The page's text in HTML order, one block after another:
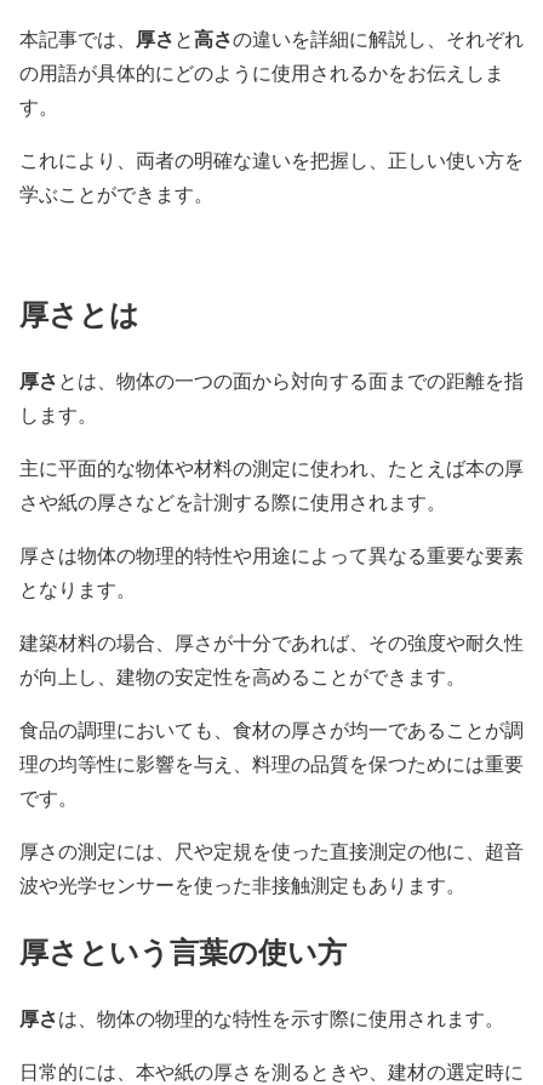
本記事では、 厚さと高さの違いを詳細に解説し、それぞれ
の用語が具体的にどのように使用されるかをお伝えしま
す。
これにより、両者の明確な違いを把握し、正しい使い方を
学ぶことができます。
厚さとは
厚さとは、物体の一つの面から対向する面までの距離を指
します。
主に平面的な物体や材料の測定に使われ、たとえば本の厚
さや紙の厚さなどを計測する際に使用されます。
厚さは物体の物理的特性や用途によって異なる重要な要素
となります。
建築材料の場合、厚さが十分であれば、その強度や耐久性
が向上し、建物の安定性を高めることができます。
食品の調理においても、食材の厚さが均一であることが調
理の均等性に影響を与え、料理の品質を保つためには重要
です。
厚さの測定には、尺や定規を使った直接測定の他に、超音
波や光学センサーを使った非接触測定もあります。
厚さという言葉の使い方
厚さは、物体の物理的な特性を示す際に使用されます。
日常的には、本や紙の厚さを測るときや、建材の選定時に